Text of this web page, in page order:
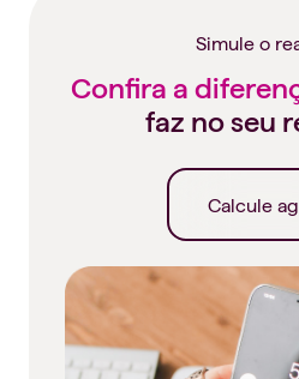
Simule o
Confira a
faz no seu
Calcule